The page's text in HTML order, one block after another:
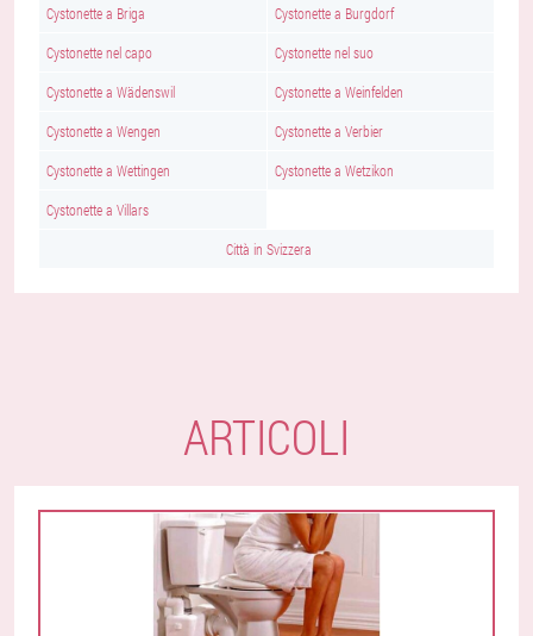
Cystonette a Briga Cystonette a Burgdorf
Cystonette nel capo Cystonette nel suo
Cystonette a Wädenswil Cystonette a Weinfelden
Cystonette a Wengen Cystonette a Verbier
Cystonette a Wettingen Cystonette a Wetzikon
Cystonette a Villars
Città in Svizzera
ARTICOLI